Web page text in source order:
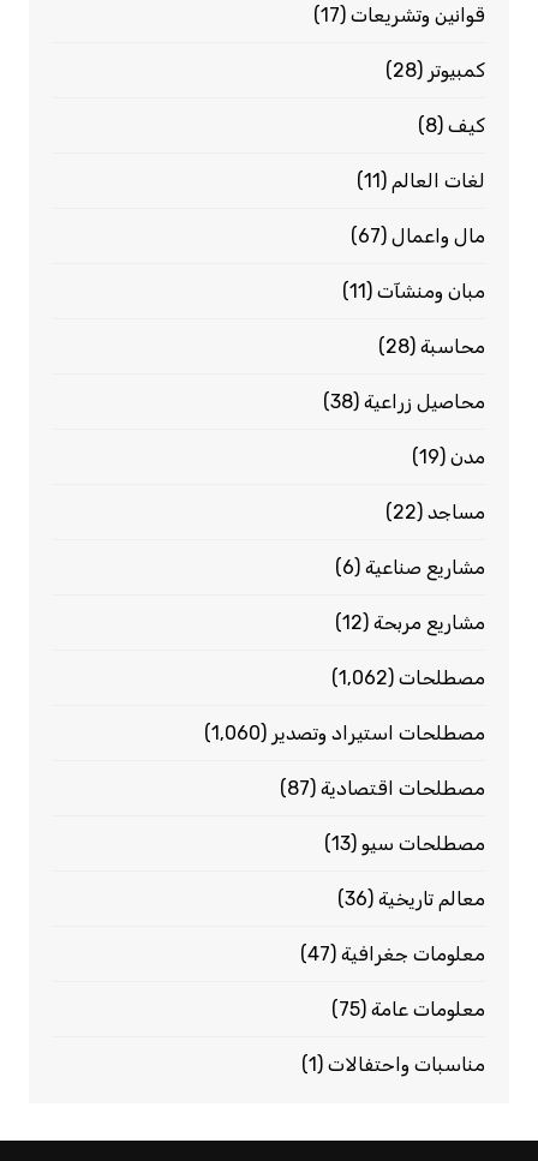
قوانين وتشريعات(17)
كمبيوتر (28)
كيف(8)
لغات العالم (11)
مال واعمال(67)
مبان ومنشآت(11)
محاسبة(28)
محاصيل زراعية(38)
مدن(19)
مساجد(22)
مشاريع صناعية(6)
مشاريع مربحة(12)
مصطلحات(1٬062)
مصطلحات استيراد وتصدير (1٬060)
مصطلحات اقتصادية(87)
مصطلحات سيو(13)
معالم تاريخية(36)
معلومات جغرافية(47)
معلومات عامة(75)
مناسبات واحتفالات(1)